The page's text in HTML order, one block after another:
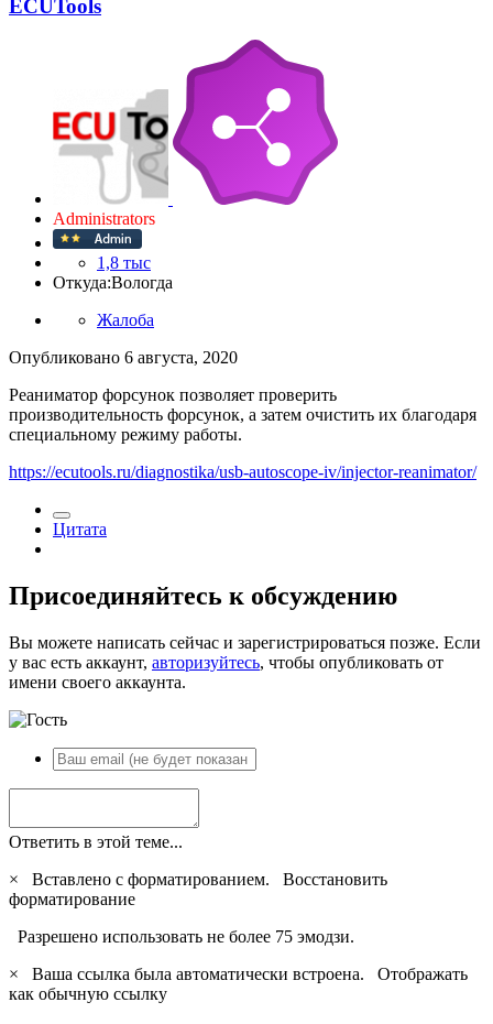
ECUTools
Administrators
1,8 тыс
Откуда:Вологда
Жалоба
Опубликовано 6 августа, 2020
Реаниматор форсунок позволяет проверить
производительность форсунок, а затем очистить их благодаря
специальному режиму работы.
https://ecutools.ru/diagnostika/usb-autoscope-iv/injector-reanimator/
Цитата
Присоединяйтесь к обсуждению
Вы можете написать сейчас и зарегистрироваться позже. Если
у вас есть аккаунт, авторизуйтесь, чтобы опубликовать от
имени своего аккаунта.
Ответить в этой теме...
×
Вставлено с форматированием. Восстановить
форматирование
Разрешено использовать не более 75 эмодзи.
×
Ваша ссылка была автоматически встроена. Отображать
как обычную ссылку